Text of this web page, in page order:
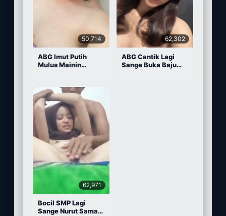
50,714
ABG Imut Putih
Mulus Mainin
62,302
ABG Cantik Lagi
Sange Buka Baju
62,971
Bocil SMP Lagi
Sange Nurut Sama